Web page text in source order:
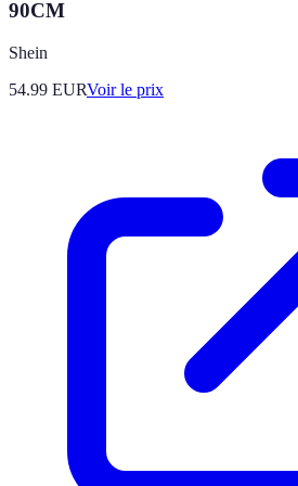
90CM
Shein
54.99 EURVoir le prix